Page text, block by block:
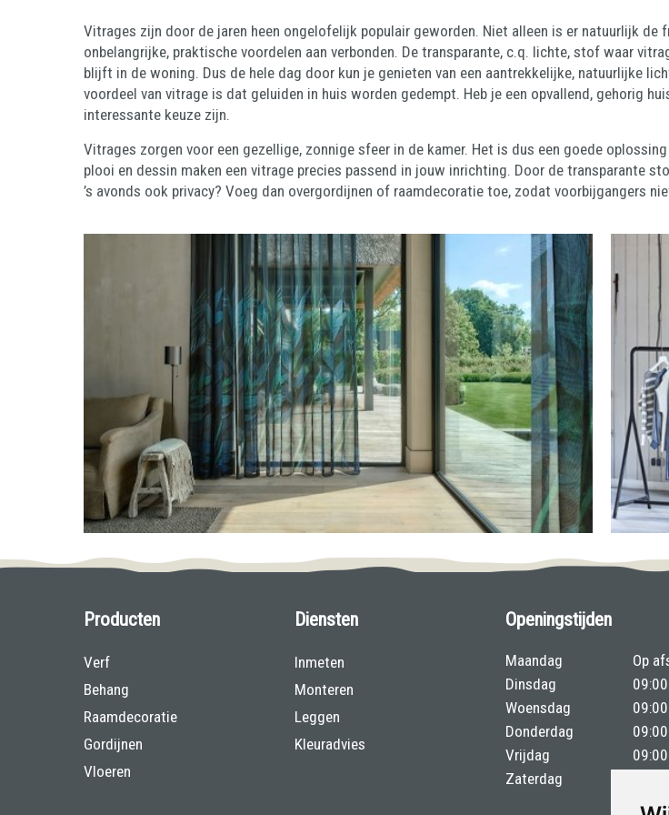
Vitrages zijn door de jaren heen ongelofelijk populair geworden. Niet alleen is er natuurlijk
onbelangrijke, praktische voordelen aan verbonden. De transparante, c.q. lichte, stof waar
blijft in de woning. Dus de hele dag door kun je genieten van een aantrekkelijke, natuurlijke
voordeel van vitrage is dat geluiden in huis worden gedempt. Heb je een opvallend, gehorig
interessante keuze zijn.
Vitrages zorgen voor een gezellige, zonnige sfeer in de kamer. Het is dus een goede
plooi en dessin maken een vitrage precies passend in jouw inrichting. Door de transparante
’s avonds ook privacy? Voeg dan overgordijnen of raamdecoratie toe, zodat voorbijgangers
Producten
Verf
Behang
Raamdecoratie
Gordijnen
Vloeren
Diensten
Inmeten
Monteren
Leggen
Kleuradvies
Openingstijden
Maandag
Op
Dinsdag
Woensdag
Donderdag
Vrijdag
Zaterdag